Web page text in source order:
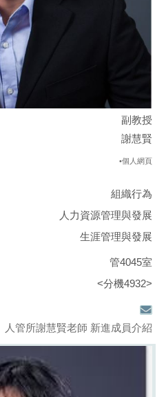
副教授
謝慧賢
•個人網頁
組織行為
人力資源管理與發展
生涯管理與發展
管4045室
<分機4932>
人管所謝慧賢老師 新進成員介紹